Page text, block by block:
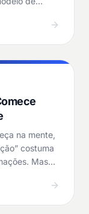
na mente,
costuma
Mas…